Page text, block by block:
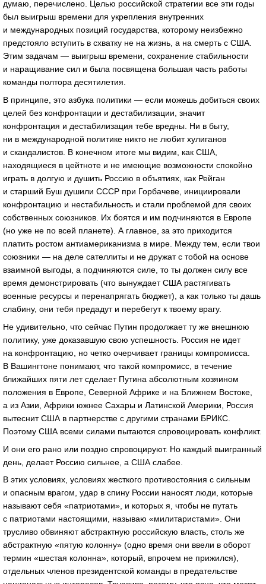
думаю, перечислено. Целью российской стратегии все эти годы
был выигрыш времени для укрепления внутренних
и международных позиций государства, которому неизбежно
предстояло вступить в схватку не на жизнь, а на смерть с США.
Этим задачам — выигрыш времени, сохранение стабильности
и наращивание сил и была посвящена большая часть работы
команды полтора десятилетия.
В принципе, это азбука политики — если можешь добиться своих
целей без конфронтации и дестабилизации, значит
конфронтация и дестабилизация тебе вредны. Ни в быту,
ни в международной политике никто не любит хулиганов
и скандалистов. В конечном итоге мы видим, как США,
находящиеся в цейтноте и не имеющие возможности спокойно
играть в долгую и душить Россию в объятиях, как Рейган
и старший Буш душили СССР при Горбачеве, инициировали
конфронтацию и нестабильность и стали проблемой для своих
собственных союзников. Их боятся и им подчиняются в Европе
(но уже не по всей планете). А главное, за это приходится
платить ростом антиамериканизма в мире. Между тем, если твои
союзники — на деле сателлиты и не дружат с тобой на основе
взаимной выгоды, а подчиняются силе, то ты должен силу все
время демонстрировать (что вынуждает США растягивать
военные ресурсы и перенапрягать бюджет), а как только ты дашь
слабину, они тебя предадут и перебегут к твоему врагу.
Не удивительно, что сейчас Путин продолжает ту же внешнюю
политику, уже доказавшую свою успешность. Россия не идет
на конфронтацию, но четко очерчивает границы компромисса.
В Вашингтоне понимают, что такой компромисс, в течение
ближайших пяти лет сделает Путина абсолютным хозяином
положения в Европе, Северной Африке и на Ближнем Востоке,
а из Азии, Африки южнее Сахары и Латинской Америки, Россия
вытеснит США в партнерстве с другими странами БРИКС.
Поэтому США всеми силами пытаются спровоцировать конфликт.
И они его рано или поздно спровоцируют. Но каждый выигранный
день, делает Россию сильнее, а США слабее.
В этих условиях, условиях жесткого противостояния с сильным
и опасным врагом, удар в спину России наносят люди, которые
называют себя «патриотами», и которых я, чтобы не путать
с патриотами настоящими, называю «милитаристами». Они
трусливо обвиняют абстрактную российскую власть, столь же
абстрактную «пятую колонну» (одно время они ввели в оборот
термин «шестая колонна», который, впрочем не прижился),
отдельных членов президентской команды в предательстве